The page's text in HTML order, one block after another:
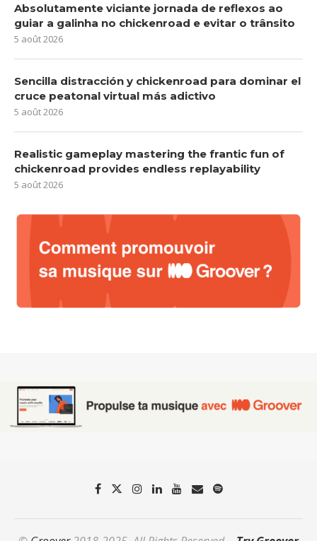
Absolutamente viciante jornada de reflexos ao
guiar a galinha no chickenroad e evitar o trânsito
5 août 2026
Sencilla distracción y chickenroad para dominar el
cruce peatonal virtual más adictivo
5 août 2026
Realistic gameplay mastering the frantic fun of
chickenroad provides endless replayability
5 août 2026